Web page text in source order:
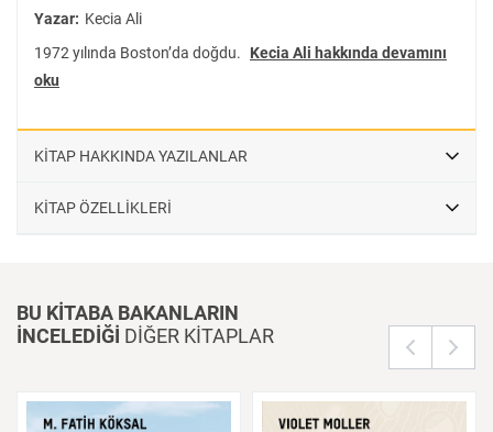
Yazar: Kecia Ali
1972 yılında Boston’da doğdu.
Kecia Ali hakkında devamını
oku
KİTAP HAKKINDA YAZILANLAR
KİTAP ÖZELLİKLERİ
BU KİTABA BAKANLARIN
İNCELEDİĞİ DİĞER KİTAPLAR